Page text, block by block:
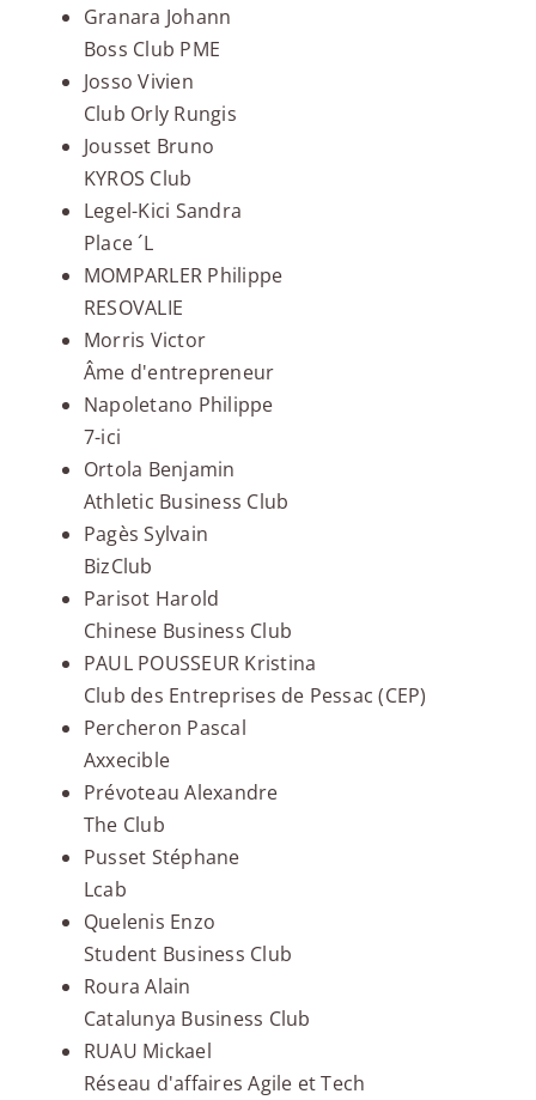
Granara Johann
Boss Club PME
Josso Vivien
Club Orly Rungis
Jousset Bruno
KYROS Club
Legel-Kici Sandra
Place ´L
MOMPARLER Philippe
RESOVALIE
Morris Victor
Âme d'entrepreneur
Napoletano Philippe
7-ici
Ortola Benjamin
Athletic Business Club
Pagès Sylvain
BizClub
Parisot Harold
Chinese Business Club
PAUL POUSSEUR Kristina
Club des Entreprises de Pessac (CEP)
Percheron Pascal
Axxecible
Prévoteau Alexandre
The Club
Pusset Stéphane
Lcab
Quelenis Enzo
Student Business Club
Roura Alain
Catalunya Business Club
RUAU Mickael
Réseau d'affaires Agile et Tech